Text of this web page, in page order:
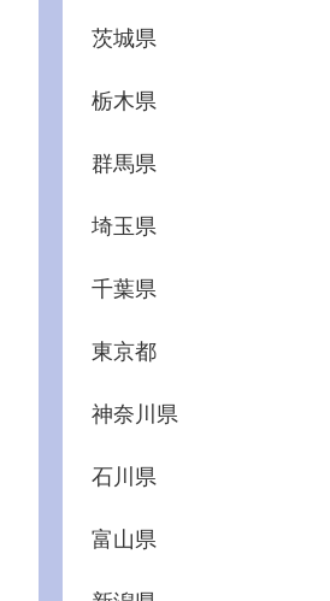
茨城県
栃木県
群馬県
埼玉県
千葉県
東京都
神奈川県
石川県
富山県